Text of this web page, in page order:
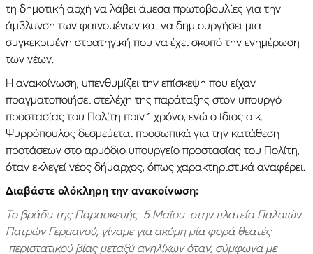
τη δημοτική αρχή να λάβει άμεσα πρωτοβουλίες για την
άμβλυνση των φαινομένων και να δημιουργήσει μια
συγκεκριμένη στρατηγική που να έχει σκοπό την ενημέρωση
των νέων.
Η ανακοίνωση, υπενθυμίζει την επίσκεψη που είχαν
πραγματοποιήσει στελέχη της παράταξης στον υπουργό
προστασίας του Πολίτη πριν 1 χρόνο, ενώ ο ίδιος ο κ.
Ψυρρόπουλος δεσμεύεται προσωπικά για την κατάθεση
προτάσεων στο αρμόδιο υπουργείο προστασίας του Πολίτη,
όταν εκλεγεί νέος δήμαρχος, όπως χαρακτηριστικά αναφέρει.
Διαβάστε ολόκληρη την ανακοίνωση:
Το βράδυ της Παρασκευής 5 Μαΐου στην πλατεία Παλαιών
Πατρών Γερμανού, γίναμε για ακόμη μία φορά θεατές
περιστατικού βίας μεταξύ ανηλίκων όταν, σύμφωνα με